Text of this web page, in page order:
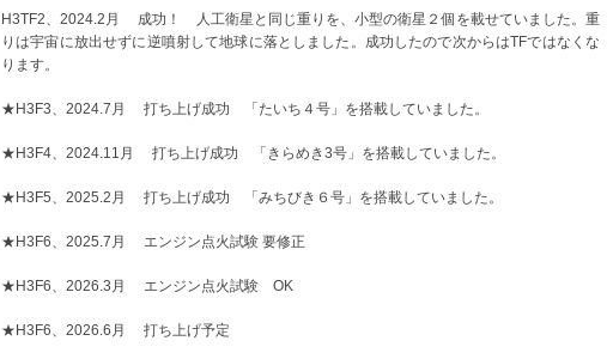
H3TF2、2024.2月 成功！ 人工衛星と同じ重りを、小型の衛星２個を載せていました。重
りは宇宙に放出せずに逆噴射して地球に落としました。成功したので次からはTFではなくな
ります。
★H3F3、2024.7月 打ち上げ成功 「たいち４号」を搭載していました。
★H3F4、2024.11月 打ち上げ成功 「きらめき3号」を搭載していました。
★H3F5、2025.2月 打ち上げ成功 「みちびき６号」を搭載していました。
★H3F6、2025.7月 エンジン点火試験 要修正
★H3F6、2026.3月 エンジン点火試験 OK
★H3F6、2026.6月 打ち上げ予定